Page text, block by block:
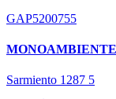
GAP5200755
Sarmiento 1287 5